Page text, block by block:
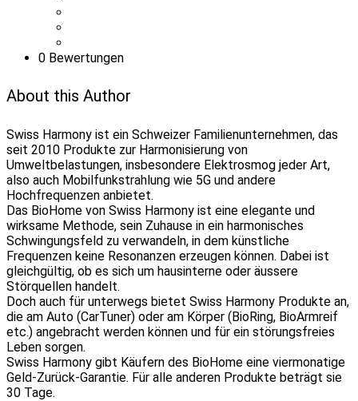
0 Bewertungen
About this Author
Swiss Harmony ist ein Schweizer Familienunternehmen, das
seit 2010 Produkte zur Harmonisierung von
Umweltbelastungen, insbesondere Elektrosmog jeder Art,
also auch Mobilfunkstrahlung wie 5G und andere
Hochfrequenzen anbietet.
Das BioHome von Swiss Harmony ist eine elegante und
wirksame Methode, sein Zuhause in ein harmonisches
Schwingungsfeld zu verwandeln, in dem künstliche
Frequenzen keine Resonanzen erzeugen können. Dabei ist
gleichgültig, ob es sich um hausinterne oder äussere
Störquellen handelt.
Doch auch für unterwegs bietet Swiss Harmony Produkte an,
die am Auto (CarTuner) oder am Körper (BioRing, BioArmreif
etc.) angebracht werden können und für ein störungsfreies
Leben sorgen.
Swiss Harmony gibt Käufern des BioHome eine viermonatige
Geld-Zurück-Garantie. Für alle anderen Produkte beträgt sie
30 Tage.